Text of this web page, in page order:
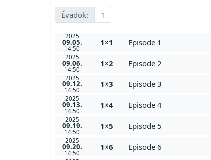
Évadok: 1
2025
09.05.
14:50
1×1 Episode 1
2025
09.06.
14:50
1×2 Episode 2
2025
09.12.
14:50
1×3 Episode 3
2025
09.13.
14:50
1×4 Episode 4
2025
09.19.
14:50
1×5 Episode 5
2025
09.20.
14:50
1×6 Episode 6